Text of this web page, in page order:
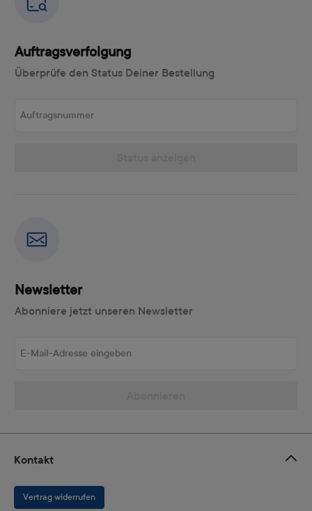
Auftragsverfolgung
Überprüfe den Status Deiner Bestellung
Newsletter
Abonniere jetzt unseren Newsletter
Kontakt
Vertrag widerrufen